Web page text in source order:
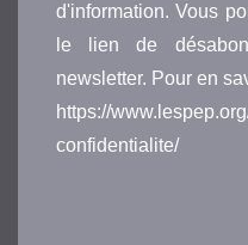
d'information. Vous
le lien de
newsletter. Pour en
https://
confidentialite/